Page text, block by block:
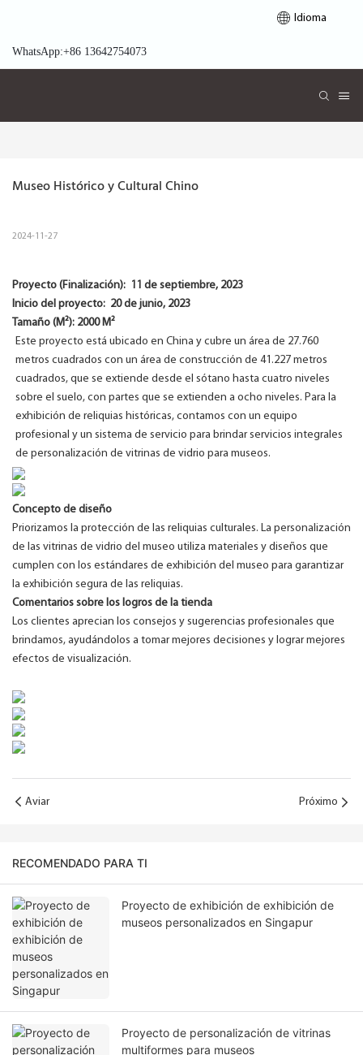
Idioma
WhatsApp:+86 13642754073
Museo Histórico y Cultural Chino
2024-11-27
Proyecto (Finalización): 11 de septiembre, 2023
Inicio del proyecto: 20 de junio, 2023
Tamaño (M²): 2000 M²
Este proyecto está ubicado en China y cubre un área de 27.760
metros cuadrados con un área de construcción de 41.227 metros
cuadrados, que se extiende desde el sótano hasta cuatro niveles
sobre el suelo, con partes que se extienden a ocho niveles. Para la
exhibición de reliquias históricas, contamos con un equipo
profesional y un sistema de servicio para brindar servicios integrales
de personalización de vitrinas de vidrio para museos.
Concepto de diseño
Priorizamos la protección de las reliquias culturales. La personalización
de las vitrinas de vidrio del museo utiliza materiales y diseños que
cumplen con los estándares de exhibición del museo para garantizar
la exhibición segura de las reliquias.
Comentarios sobre los logros de la tienda
Los clientes aprecian los consejos y sugerencias profesionales que
brindamos, ayudándolos a tomar mejores decisiones y lograr mejores
efectos de visualización.
Aviar Próximo
RECOMENDADO PARA TI
Proyecto de exhibición de exhibición de
museos personalizados en Singapur
Proyecto de personalización de vitrinas
multiformes para museos